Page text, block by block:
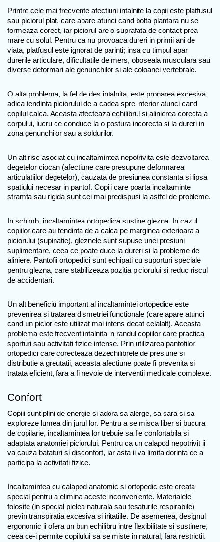
Printre cele mai frecvente afectiuni intalnite la copii este platfusul
sau piciorul plat, care apare atunci cand bolta plantara nu se
formeaza corect, iar piciorul are o suprafata de contact prea
mare cu solul. Pentru ca nu provoaca dureri in primii ani de
viata, platfusul este ignorat de parinti; insa cu timpul apar
durerile articulare, dificultatile de mers, oboseala musculara sau
diverse deformari ale genunchilor si ale coloanei vertebrale.
O alta problema, la fel de des intalnita, este pronarea excesiva,
adica tendinta piciorului de a cadea spre interior atunci cand
copilul calca. Aceasta afecteaza echilibrul si alinierea corecta a
corpului, lucru ce conduce la o postura incorecta si la dureri in
zona genunchilor sau a soldurilor.
Un alt risc asociat cu incaltamintea nepotrivita este dezvoltarea
degetelor ciocan (afectiune care presupune deformarea
articulatiilor degetelor), cauzata de presiunea constanta si lipsa
spatiului necesar in pantof. Copiii care poarta incaltaminte
stramta sau rigida sunt cei mai predispusi la astfel de probleme.
In schimb, incaltamintea ortopedica sustine glezna. In cazul
copiilor care au tendinta de a calca pe marginea exterioara a
piciorului (supinatie), gleznele sunt supuse unei presiuni
suplimentare, ceea ce poate duce la dureri si la probleme de
aliniere. Pantofii ortopedici sunt echipati cu suporturi speciale
pentru glezna, care stabilizeaza pozitia piciorului si reduc riscul
de accidentari.
Un alt beneficiu important al incaltamintei ortopedice este
prevenirea si tratarea dismetriei functionale (care apare atunci
cand un picior este utilizat mai intens decat celalalt). Aceasta
problema este frecvent intalnita in randul copiilor care practica
sporturi sau activitati fizice intense. Prin utilizarea pantofilor
ortopedici care corecteaza dezechilibrele de presiune si
distributie a greutatii, aceasta afectiune poate fi prevenita si
tratata eficient, fara a fi nevoie de interventii medicale complexe.
Confort
Copiii sunt plini de energie si adora sa alerge, sa sara si sa
exploreze lumea din jurul lor. Pentru a se misca liber si bucura
de copilarie, incaltamintea lor trebuie sa fie confortabila si
adaptata anatomiei piciorului. Pentru ca un calapod nepotrivit ii
va cauza bataturi si disconfort, iar asta ii va limita dorinta de a
participa la activitati fizice.
Incaltamintea cu calapod anatomic si ortopedic este creata
special pentru a elimina aceste inconveniente. Materialele
folosite (in special pielea naturala sau tesaturile respirabile)
previn transpiratia excesiva si iritatiile. De asemenea, designul
ergonomic ii ofera un bun echilibru intre flexibilitate si sustinere,
ceea ce-i permite copilului sa se miste in natural, fara restrictii.